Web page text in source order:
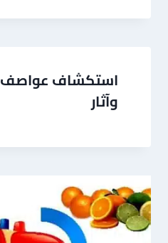
استكشاف عواصف
وآثار